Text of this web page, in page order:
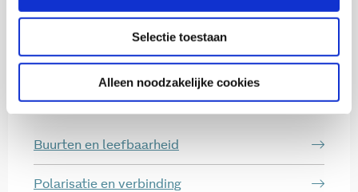
Selectie toestaan
Alleen noodzakelijke cookies
E. Daw
Thema's
Buurten en leefbaarheid
Polarisatie en verbinding